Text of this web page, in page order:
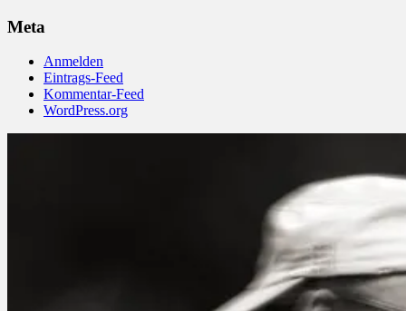
Meta
Anmelden
Eintrags-Feed
Kommentar-Feed
WordPress.org